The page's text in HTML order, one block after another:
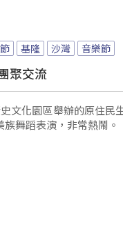
基隆 沙灣 音樂節
聚交流
文化園區舉辦的原住民
舞蹈表演，非常熱鬧。